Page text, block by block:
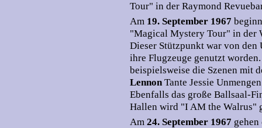
Tour" in der Raymond
Am 19. September 1967
"Magical Mystery Tour" in der
Dieser Stützpunkt war von den
ihre Flugzeuge genutzt
beispielsweise die Szenen mit
LennonTante Jessie
Ebenfalls das große Ballsaal-
Hallen wird "I AM the Walrus"
Am 24. September 1967